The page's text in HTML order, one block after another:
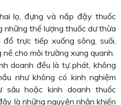
lọ, đựng và nắp đậy thuốc
những thế lượng thuốc dư thừa
trực tiếp xuống sông, suối,
cho môi trường xung quanh.
doanh đều là tự phát, không
như không có kinh nghiệm
sâu hoặc kinh doanh thuốc
là những nguyên nhân khiến